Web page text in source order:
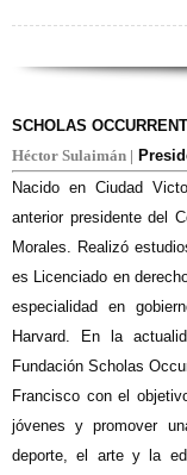
SCHOLAS
Héctor Sulaimán |
Nacido en Ciudad
anterior presidente del
Morales. Realizó
es Licenciado en
especialidad en
Harvard. En la
Fundación Scholas
Francisco con el
jóvenes y promover
deporte, el arte y la